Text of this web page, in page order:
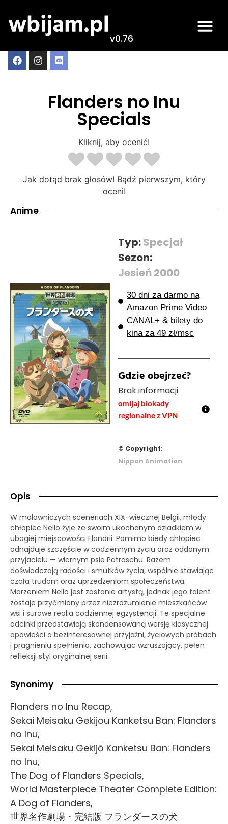
v0.76
Flanders no Inu
Specials
Kliknij, aby ocenić!
Jak dotąd brak głosów! Bądź pierwszym, który
oceni!
Anime
Typ:Specjał
Sezon:
Jesień 2000
30 dni za darmo na
Amazon Prime Video
CANAL+ & bilety do
kina za 49 zł/msc
Gdzie obejrzeć?
Brak informacji
omijaj blokady
regionalne z VPN
© Copyright:
Nippon Animation
Opis
W malowniczych sceneriach XIX-wiecznej Belgii, młody
chłopiec Nello żyje ze swoim ukochanym dziadkiem w
ubogiej miejscowości Flandrii. Pomimo biedy chłopiec
odnajduje szczęście w codziennym życiu oraz oddanym
przyjacielu — wiernym psie Patraschu. Razem
doświadczają radości i smutków życia, wspólnie stawiając
czoła trudom oraz uprzedzeniom społeczeństwa.
Marzeniem Nello jest zostanie artystą, jednak jego talent
zostaje przyćmiony przez niezrozumienie mieszkańców
wsi i surowe realia codziennej egzystencji. Te specjalne
odcinki przedstawiają skondensowaną wersję klasycznej
opowieści o bezinteresownej przyjaźni, życiowych próbach
i pragnieniu spełnienia, zachowując wzruszający, pełen
refleksji styl oryginalnej serii.
Synonimy
Flanders no Inu Recap,
Sekai Meisaku Gekijou Kanketsu Ban: Flanders
no Inu,
Sekai Meisaku Gekijō Kanketsu Ban: Flanders
no Inu,
The Dog of Flanders Specials,
World Masterpiece Theater Complete Edition:
A Dog of Flanders,
世界名作劇場・完結版 フランダースの犬